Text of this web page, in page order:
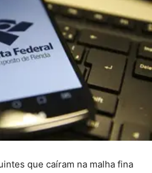
que caíram na malha fina